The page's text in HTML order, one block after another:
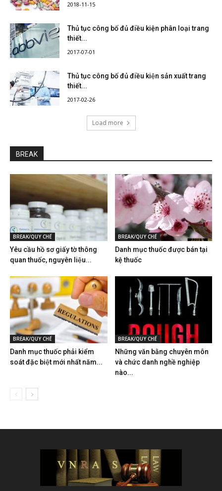
2018-11-15
Thủ tục công bố đủ điều kiện phân loại trang
thiết...
2017-07-01
Thủ tục công bố đủ điều kiện sản xuất trang
thiết...
2017-02-26
Load more
BREAK
BREAK/QUY CHẾ
Yêu cầu hồ sơ giấy tờ thông
quan thuốc, nguyên liệu...
BREAK/QUY CHẾ
Danh mục thuốc được bán tại
kệ thuốc
BREAK/QUY CHẾ
Danh mục thuốc phải kiểm
soát đặc biệt mới nhất năm...
BREAK/QUY CHẾ
Những văn bằng chuyên môn
và chức danh nghề nghiệp
nào...